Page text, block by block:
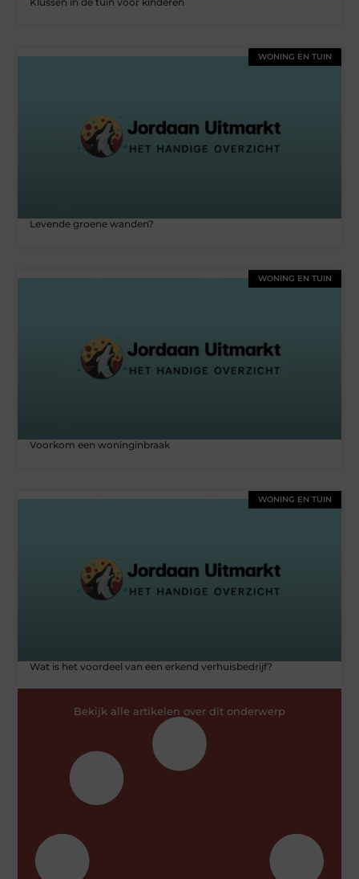
WONING EN TUIN
Levende groene wanden?
WONING EN TUIN
Voorkom een woninginbraak
WONING EN TUIN
Wat is het voordeel van een erkend verhuisbedrijf?
Bekijk alle artikelen over dit onderwerp